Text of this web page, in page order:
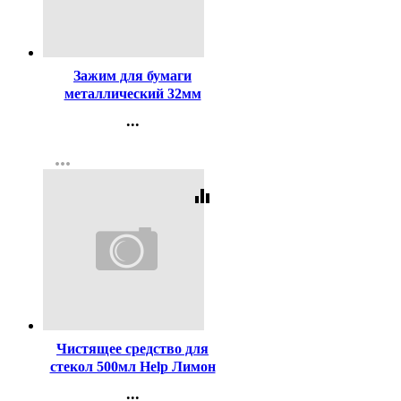
Зажим для бумаги
металлический 32мм
...
Регистрация
more_horiz
equalizer
Чистящее средство для
стекол 500мл Help Лимон
...